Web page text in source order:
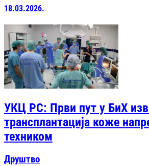
18.03.2026.
УКЦ РС: Први пут у БиХ
трансплантација коже
техником
Друштво